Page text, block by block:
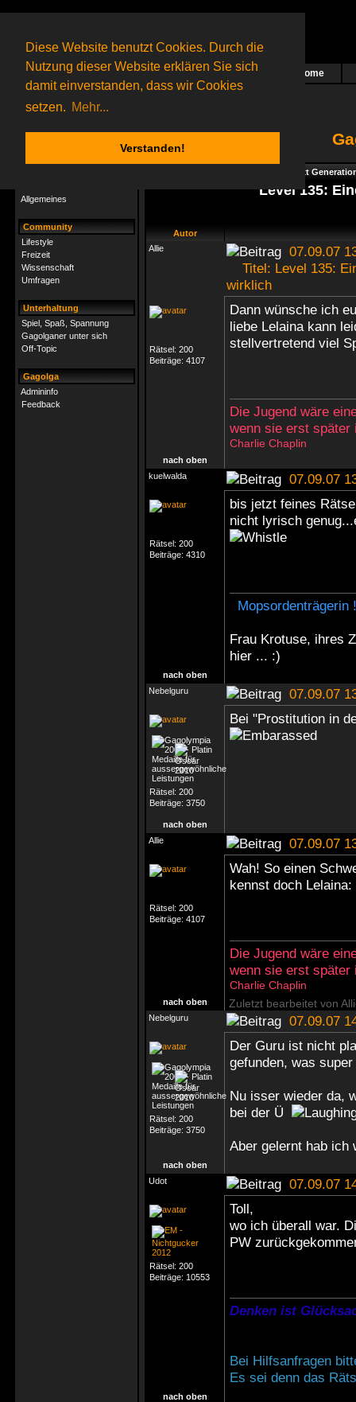
Diese Website benutzt Cookies. Durch die
Nutzung dieser Website erklären Sie sich
damit einverstanden, dass wir Cookies
setzen. Mehr...
Verstanden!
Das nächste Rätsel ist in Arbeit Home
22 Gagolganeronline(0 registrierte und 22 Gäste)
Gagolganer:
9732Rätsel online:
Allgemeines
Community
Lifestyle
Freizeit
Wissenschaft
Umfragen
Unterhaltung
Spiel, Spaß, Spannung
Gagolganer unter sich
Off-Topic
Gagolga
Admininfo
Feedback
Gagolga - Next
Level 135:
Autor
Allie
07.09.07
Titel: Level 135:
wirklich
Rätsel: 200
Beiträge: 4107
Dann wünsche ich
liebe Lelaina kann
stellvertretend viel
Die Jugend wäre
wenn sie erst später
Charlie Chaplin
nach oben
kuelwalda
07.09.07
Rätsel: 200
Beiträge: 4310
bis jetzt feines
nicht lyrisch
Mopsordenträgerin !
Frau Krotuse, ihres
hier ... :)
nach oben
Nebelguru
07.09.07
Rätsel: 200
Beiträge: 3750
Bei "Prostitution in
nach oben
Allie
07.09.07
Rätsel: 200
Beiträge: 4107
Wah! So einen
kennst doch
Die Jugend wäre
wenn sie erst später
Charlie Chaplin
nach oben Zuletzt bearbeitet von
Nebelguru 07.09.07
Rätsel: 200
Beiträge: 3750
Der Guru ist nicht
gefunden, was
Nu isser wieder da,
bei der Ü
Aber gelernt hab
nach oben
Udot
07.09.07
Rätsel: 200
Beiträge: 10553
Toll,
wo ich überall war.
PW
Denken ist
Bei Hilfsanfragen
Es sei denn das
nach oben